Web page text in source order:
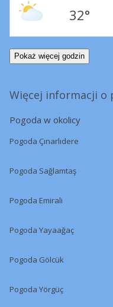
32°
Pokaż więcej godzin
Więcej informacji o
Pogoda w okolicy
Pogoda Çınarlıdere
Pogoda Sağlamtaş
Pogoda Emirali
Pogoda Yayaağaç
Pogoda Gölcük
Pogoda Yörgüç